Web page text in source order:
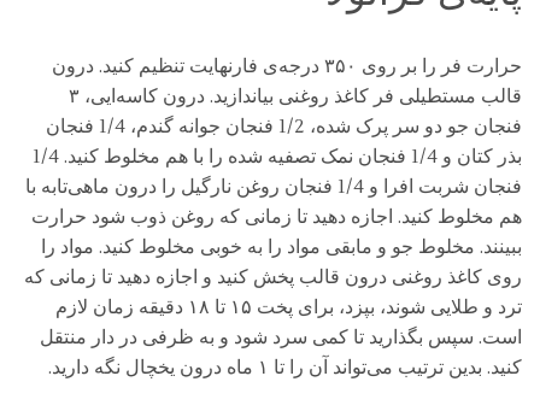
حرارت فر را بر روی ۳۵۰ درجه‌ی فارنهایت تنظیم کنید. درون
قالب مستطیلی فر کاغذ روغنی بیاندازید. درون کاسه‌ایی، ۳
فنجان جو دو سر پرک شده، 1/2 فنجان جوانه گندم، 1/4 فنجان
بذر کتان و 1/4 فنجان نمک تصفیه شده را با هم مخلوط کنید. 1/4
فنجان شربت افرا و 1/4 فنجان روغن نارگیل را درون ماهی‌تابه با
هم مخلوط کنید. اجازه دهید تا زمانی که روغن ذوب شود حرارت
ببینند. مخلوط جو و مابقی مواد را به خوبی مخلوط کنید. مواد را
روی کاغذ روغنی درون قالب پخش کنید و اجازه دهید تا زمانی ‌که
ترد و طلایی شوند، بپزد، برای پخت ۱۵ تا ۱۸ دقیقه زمان لازم
است. سپس بگذارید تا کمی سرد شود و به ظرفی در دار منتقل
کنید. بدین ترتیب می‌تواند آن را تا ۱ ماه درون یخچال نگه دارید.